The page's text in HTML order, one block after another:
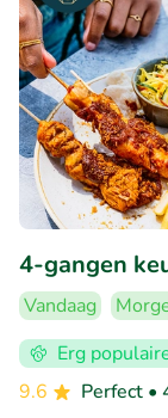
4-gangen
Vandaag
Erg
9.6
Perfect •